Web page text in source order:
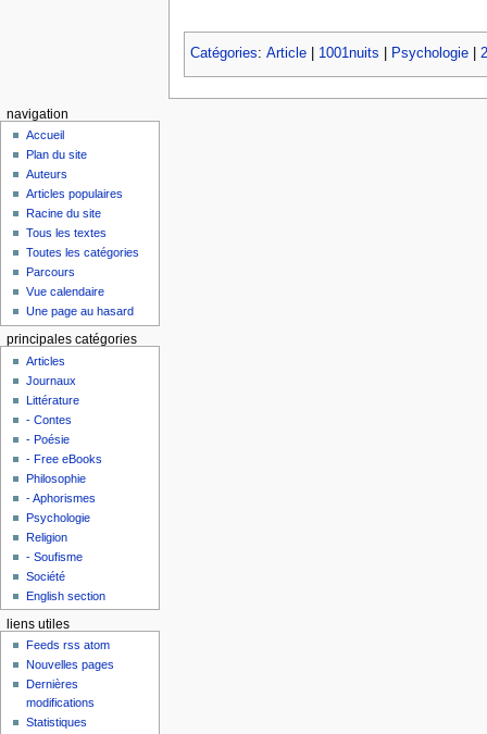
Catégories: Article| 1001nuits Psychologie|
navigation
Accueil
Plan du site
Auteurs
Articles populaires
Racine du site
Tous les textes
Toutes les catégories
Parcours
Vue calendaire
Une page au hasard
principales catégories
Articles
Journaux
Littérature
- Contes
- Poésie
- Free eBooks
Philosophie
- Aphorismes
Psychologie
Religion
- Soufisme
Société
English section
liens utiles
Feeds rss atom
Nouvelles pages
Dernières
modifications
Statistiques